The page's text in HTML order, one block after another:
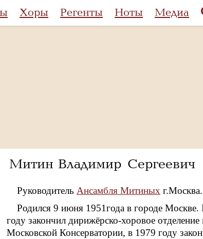
Хоры Регенты Ноты Медиа
Митин Владимир Сергеевич
Руководитель Ансамбля Митиных г.Москва.
Родился 9 июня 1951года в городе
году закончил дирижёрско-хоровое
Московской Консерватории, в 1979 году